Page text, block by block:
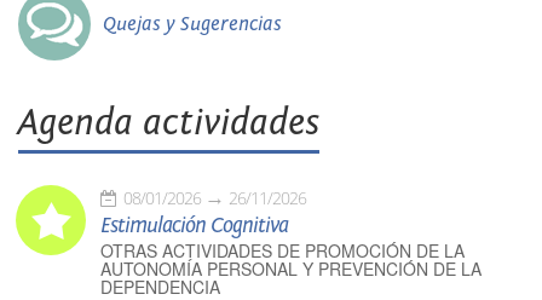
Quejas y Sugerencias
Agenda actividades
08/01/2026 26/11/2026
Estimulación Cognitiva
OTRAS ACTIVIDADES DE PROMOCIÓN DE LA
AUTONOMÍA PERSONAL Y PREVENCIÓN DE LA
DEPENDENCIA